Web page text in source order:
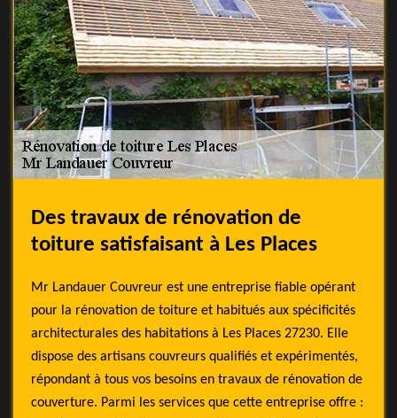
Des travaux de rénovation de
toiture satisfaisant à Les Places
Mr Landauer Couvreur est une entreprise fiable opérant
pour la rénovation de toiture et habitués aux spécificités
architecturales des habitations à Les Places 27230. Elle
dispose des artisans couvreurs qualifiés et expérimentés,
répondant à tous vos besoins en travaux de rénovation de
couverture. Parmi les services que cette entreprise offre :